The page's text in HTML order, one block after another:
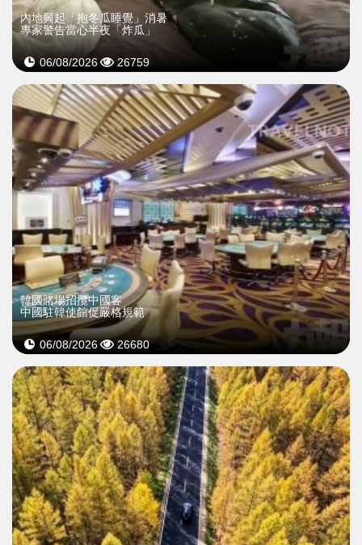
內地興起「抱冬瓜睡覺」消暑
專家警告當心半夜「炸瓜」
06/08/2026 26759
韓國賭場招攬中國客
中國駐韓使館促嚴格規範
06/08/2026 26680